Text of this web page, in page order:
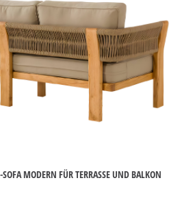
SOFA MODERN FÜR TERRASSE UND BALKON